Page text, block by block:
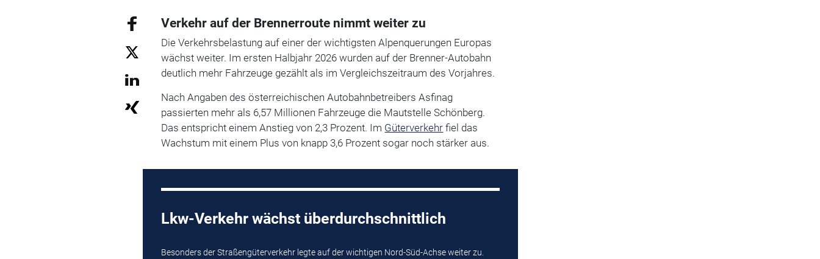
Verkehr auf der Brennerroute nimmt weiter zu
Die Verkehrsbelastung auf einer der wichtigsten Alpenquerungen Europas
wächst weiter. Im ersten Halbjahr 2026 wurden auf der Brenner-Autobahn
deutlich mehr Fahrzeuge gezählt als im Vergleichszeitraum des Vorjahres.
Nach Angaben des österreichischen Autobahnbetreibers Asfinag
passierten mehr als 6,57 Millionen Fahrzeuge die Mautstelle Schönberg.
Das entspricht einem Anstieg von 2,3 Prozent. Im Güterverkehr fiel das
Wachstum mit einem Plus von knapp 3,6 Prozent sogar noch stärker aus.
Lkw-Verkehr wächst überdurchschnittlich
Besonders der Straßengüterverkehr legte auf der wichtigen Nord-Süd-Achse weiter zu.